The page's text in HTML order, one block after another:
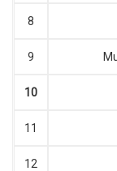
8
9
10
11
12